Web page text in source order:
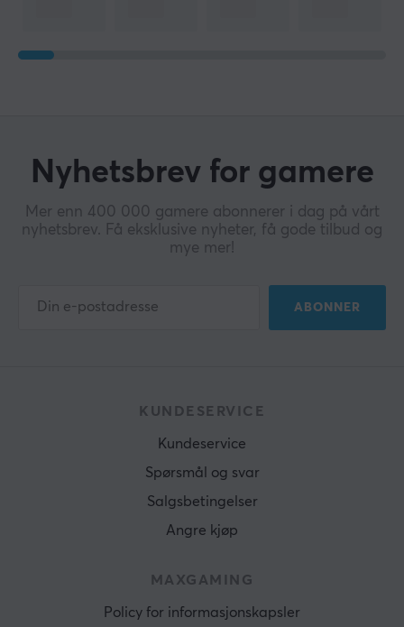
Nyhetsbrev for gamere
Mer enn 400 000 gamere abonnerer i dag på vårt
nyhetsbrev. Få eksklusive nyheter, få gode tilbud og
mye mer!
ABONNER
KUNDESERVICE
Kundeservice
Spørsmål og svar
Salgsbetingelser
Angre kjøp
MAXGAMING
Policy for informasjonskapsler